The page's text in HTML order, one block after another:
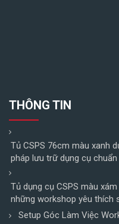
THÔNG TIN
Tủ CSPS 76cm màu xanh
pháp lưu trữ dụng cụ chuẩn
Tủ dụng cụ CSPS màu
những workshop yêu thích
Setup Góc Làm Việc